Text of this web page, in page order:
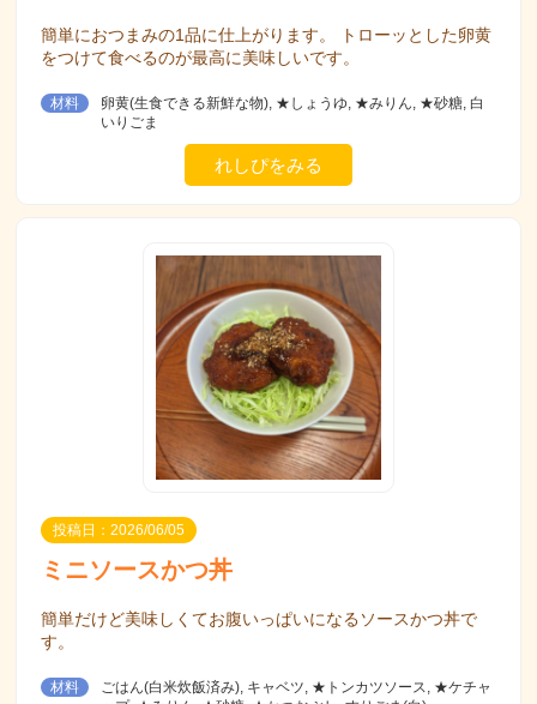
簡単におつまみの1品に仕上がります。 トローッとした卵黄
をつけて食べるのが最高に美味しいです。
材料
卵黄(生食できる新鮮な物), ★しょうゆ, ★みりん, ★砂糖, 白
いりごま
れしぴをみる
投稿日：2026/06/05
ミニソースかつ丼
簡単だけど美味しくてお腹いっぱいになるソースかつ丼で
す。
材料
ごはん(白米炊飯済み), キャベツ, ★トンカツソース, ★ケチャ